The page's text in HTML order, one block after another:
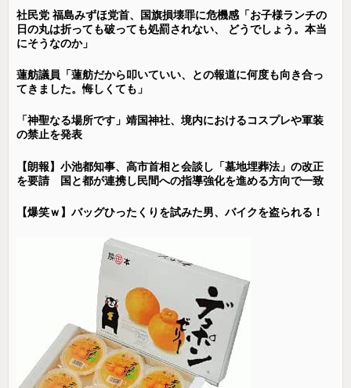
社民党 福島みずほ党首、国旗損壊罪に危機感「お子様ランチの
日の丸は折っても破っても処罰されない、 どうでしょう。本当
にそうなのか」
蓮舫議員「蓮舫だから叩いていい、との報道に何度も向き合っ
てきました。悔しくても」
「神聖なる場所です」靖国神社、境内におけるコスプレや軍装
の禁止を発表
【朗報】小池都知事、高市首相と会談し「墓地埋葬法」の改正
を要請 国と都が連携し民間への指導強化を進める方向で一致
【爆笑ｗ】バッグひったくりを試みた男、バイクを盗られる！